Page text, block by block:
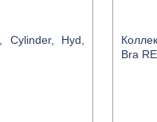
Cylinder, Hyd,
Bra